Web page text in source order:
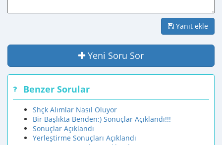
Yanıt ekle
Yeni Soru Sor
Benzer Sorular
Shçk Alımlar Nasıl Oluyor
Bir Başlıkta Benden:) Sonuçlar Açıklandı!!!
Sonuçlar Açıklandı
Yerleştirme Sonuçları Açıklandı